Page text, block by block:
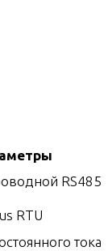
RS485
RTU
тока